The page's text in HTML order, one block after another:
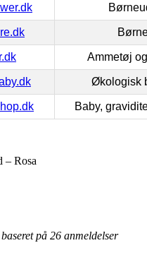
Ammetøj
Økologisk
Baby,
– Rosa
på 26 anmeldelser